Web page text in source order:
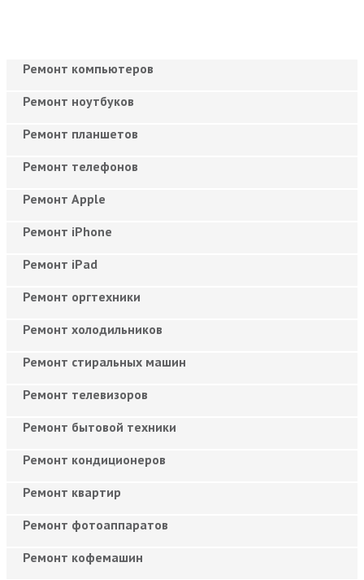
Ремонт компьютеров
Ремонт ноутбуков
Ремонт планшетов
Ремонт телефонов
Ремонт Apple
Ремонт iPhone
Ремонт iPad
Ремонт оргтехники
Ремонт холодильников
Ремонт стиральных машин
Ремонт телевизоров
Ремонт бытовой техники
Ремонт кондиционеров
Ремонт квартир
Ремонт фотоаппаратов
Ремонт кофемашин